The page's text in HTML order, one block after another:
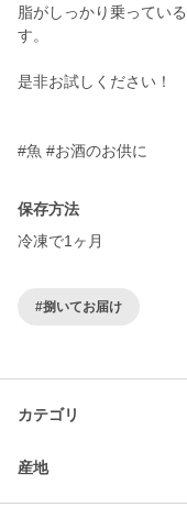
脂がしっかり乗ってい
す。
是非お試しください！
#魚 #お酒のお供に
保存方法
冷凍で1ヶ月
#捌いてお届け
カテゴリ
産地